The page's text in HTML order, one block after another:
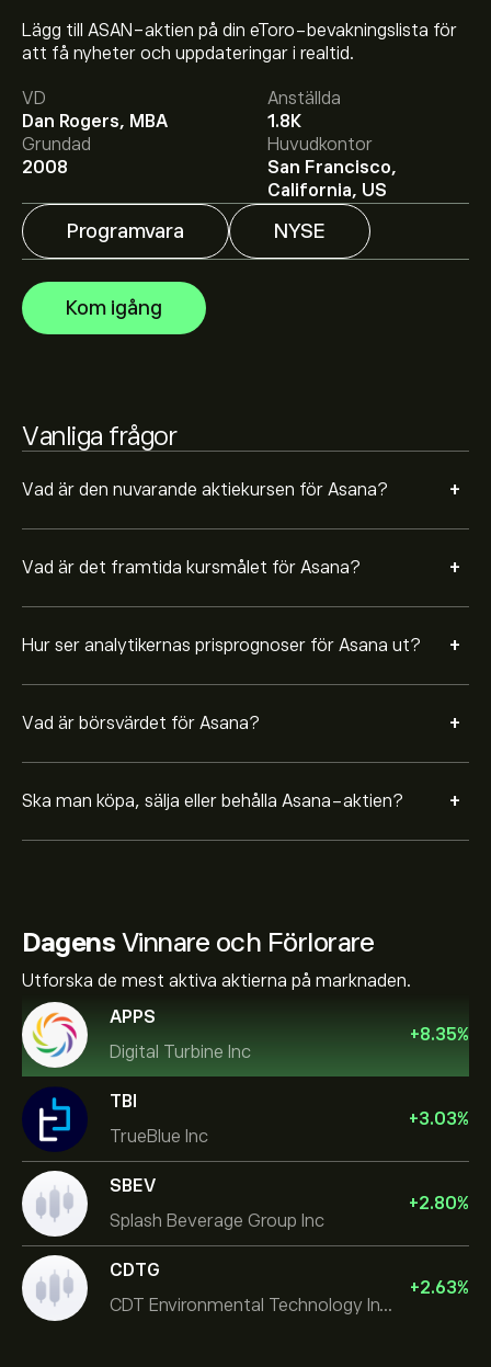
Lägg till ASAN-aktien på din eToro-bevakningslista för
att få nyheter och uppdateringar i realtid.
VD
Dan Rogers, MBA
Anställda
1.8K
Grundad
2008
Huvudkontor
San Francisco,
California, US
Programvara NYSE
Kom igång
Vanliga frågor
Vad är den nuvarande aktiekursen för Asana? +
Aktiekursen live för ASAN är 8.68‎$‎.
Vad är det framtida kursmålet för Asana? +
Det genomsnittliga kursmålet för Asana är 8.68‎$‎.
Registrera dig hos eToro för att få detaljerade
prisprognoser och kursmål från framstående
aktieanalytiker.
Hur ser analytikernas prisprognoser för Asana ut? +
Aktieanalytiker erbjuder prisprognoser för Asana
baserat på marknadstrender, finansiella rapporter och
förväntad tillväxt. Se den senaste prognosen för
framtida prisrörelser.
Vad är börsvärdet för Asana? +
Börsvärdet för Asana är 2B‎$‎
Ska man köpa, sälja eller behålla Asana-aktien? +
Baserat på rekommendationer från 2 analytiker för
Dagens Vinnare och Förlorare
Utforska de mest aktiva aktierna på marknaden.
APPS
Digital Turbine Inc
+8.35%
TBI
TrueBlue Inc
+3.03%
SBEV
Splash Beverage Group Inc
+2.80%
CDTG
CDT Environmental Technology Investment Holdings L
+2.63%